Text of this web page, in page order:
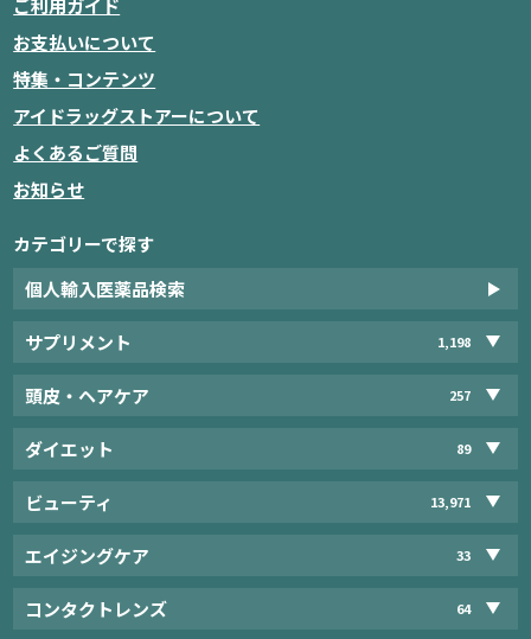
ご利用ガイド
お支払いについて
特集・コンテンツ
アイドラッグストアーについて
よくあるご質問
お知らせ
カテゴリーで探す
個人輸入医薬品検索
サプリメント 1,198
頭皮・ヘアケア 257
ダイエット 89
ビューティ 13,971
エイジングケア 33
コンタクトレンズ 64